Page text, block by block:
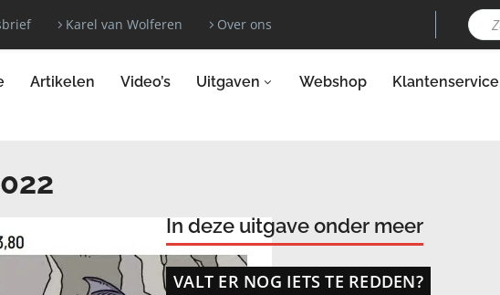
Karel van Wolferen Over ons
Artikelen Video’s Uitgaven Webshop Klantenservice
In deze uitgave onder meer
VALT ER NOG IETS TE REDDEN?